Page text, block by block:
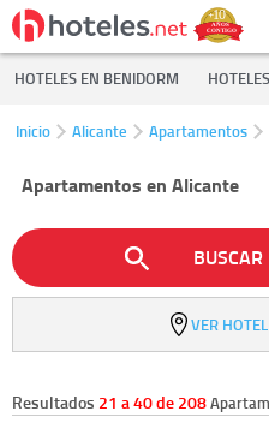
HOTELES EN BENIDORM
Inicio Alicante Apartamentos
Apartamentos en Alicante
VER
Resultados 21 a 40 de 208